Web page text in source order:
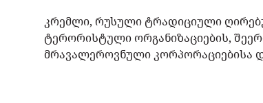
კრემლი, რუსული ტრადიციული
ტერორისტული ორგანიზაციების,
მრავალეროვნული კორპორაციებისა